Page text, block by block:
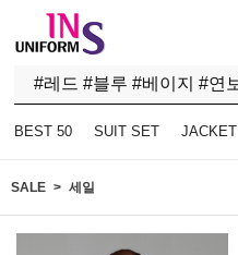
BEST 50 SUIT SET JACKET
SALE 세일